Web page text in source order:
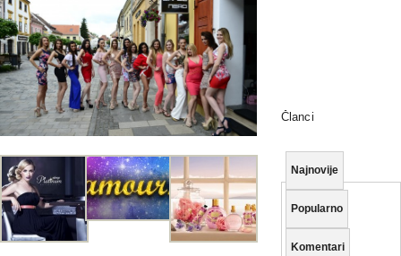
Članci
Najnovije
Popularno
Komentari